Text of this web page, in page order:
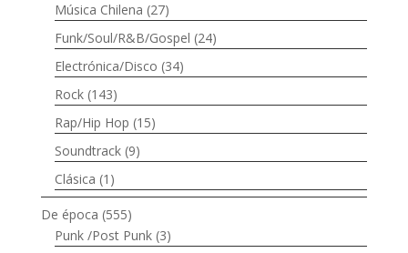
Música Chilena (27)
Funk/Soul/R&B/Gospel (24)
Electrónica/Disco (34)
Rock (143)
Rap/Hip Hop (15)
Soundtrack (9)
Clásica (1)
De época (555)
Punk /Post Punk (3)